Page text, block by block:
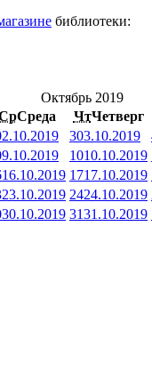
библиотеки:
Октябрь 2019
Среда ЧтЧетверг
303.10.2019
1010.10.2019
16.10.2019 1717.10.2019
23.10.2019 2424.10.2019
30.10.2019 3131.10.2019